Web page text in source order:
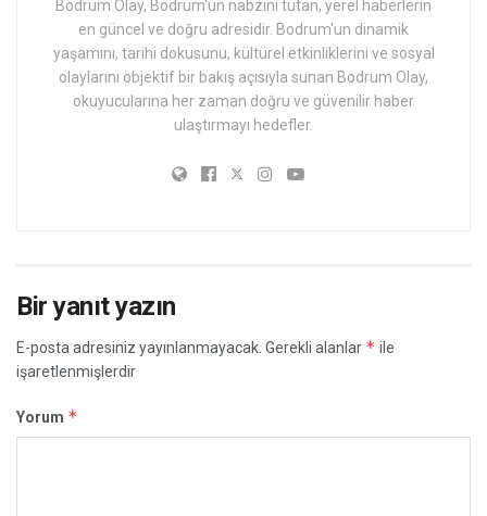
Bodrum Olay, Bodrum'un nabzını tutan, yerel haberlerin
en güncel ve doğru adresidir. Bodrum'un dinamik
yaşamını, tarihi dokusunu, kültürel etkinliklerini ve sosyal
olaylarını objektif bir bakış açısıyla sunan Bodrum Olay,
okuyucularına her zaman doğru ve güvenilir haber
ulaştırmayı hedefler.
Bir yanıt yazın
E-posta adresiniz yayınlanmayacak. Gerekli alanlar * ile
işaretlenmişlerdir
Yorum *